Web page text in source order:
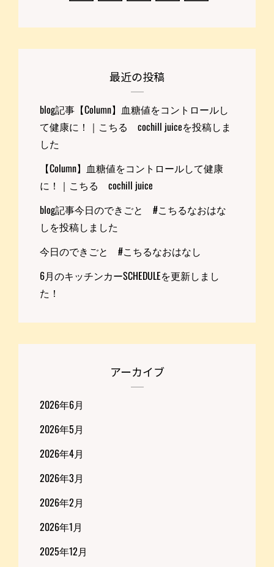
最近の投稿
blog記事【Column】血糖値をコントロールし
て健康に！｜こちる cochill juiceを投稿しま
した
【Column】血糖値をコントロールして健康
に！｜こちる cochill juice
blog記事今日のできごと #こちるなおはな
しを投稿しました
今日のできごと #こちるなおはなし
6月のキッチンカーSCHEDULEを更新しまし
た！
アーカイブ
2026年6月
2026年5月
2026年4月
2026年3月
2026年2月
2026年1月
2025年12月